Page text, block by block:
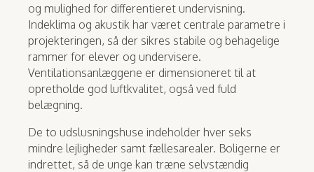
og mulighed for differentieret undervisning.
Indeklima og akustik har været centrale parametre i
projekteringen, så der sikres stabile og behagelige
rammer for elever og undervisere.
Ventilationsanlæggene er dimensioneret til at
opretholde god luftkvalitet, også ved fuld
belægning.
De to udslusningshuse indeholder hver seks
mindre lejligheder samt fællesarealer. Boligerne er
indrettet, så de unge kan træne selvstændig